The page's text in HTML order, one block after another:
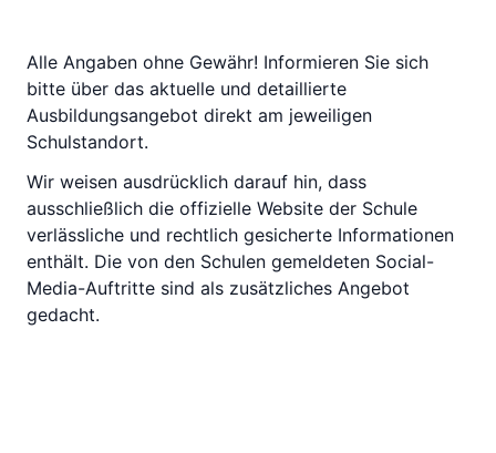
Alle Angaben ohne Gewähr! Informieren Sie sich
bitte über das aktuelle und detaillierte
Ausbildungsangebot direkt am jeweiligen
Schulstandort.
Wir weisen ausdrücklich darauf hin, dass
ausschließlich die offizielle Website der Schule
verlässliche und rechtlich gesicherte Informationen
enthält. Die von den Schulen gemeldeten Social-
Media-Auftritte sind als zusätzliches Angebot
gedacht.